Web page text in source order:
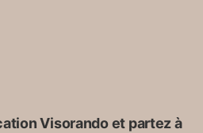
Visorando et partez à